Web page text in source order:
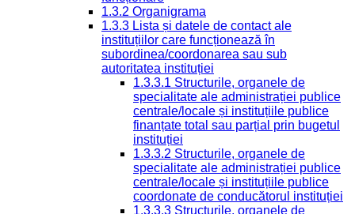
1.3.2 Organigrama
1.3.3 Lista și datele de contact ale
instituțiilor care funcționează în
subordinea/coordonarea sau sub
autoritatea instituției
1.3.3.1 Structurile, organele de
specialitate ale administrației publice
centrale/locale și instituțiile publice
finanțate total sau parțial prin bugetul
instituției
1.3.3.2 Structurile, organele de
specialitate ale administrației publice
centrale/locale și instituțiile publice
coordonate de conducătorul instituției
1.3.3.3 Structurile, organele de